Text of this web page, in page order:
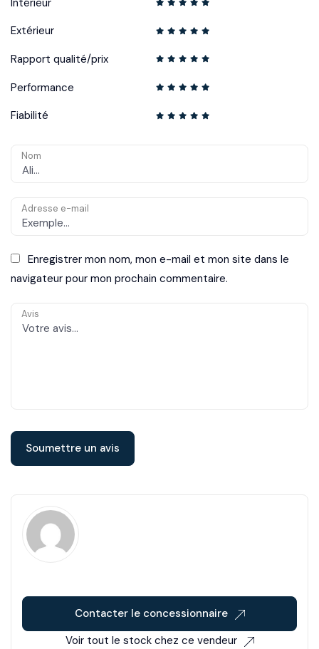
Extérieur
Rapport qualité/prix
Performance
Fiabilité
Nom
Adresse e-mail
Enregistrer mon nom, mon e-mail et mon site dans le
navigateur pour mon prochain commentaire.
Avis
Contacter le concessionnaire
Voir tout le stock chez ce vendeur